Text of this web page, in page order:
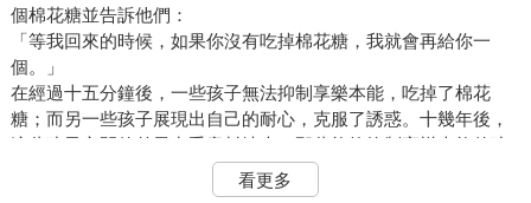
個棉花糖並告訴他們：
「等我回來的時候，如果你沒有吃掉棉花糖，我就會再給你一
個。」
在經過十五分鐘後，一些孩子無法抑制享樂本能，吃掉了棉花
糖；而另一些孩子展現出自己的耐心，克服了誘惑。十幾年後，
這些孩子之間的差異出乎意料地大。那些能夠抑制享樂本能的孩
子比無法抑制享樂本能的孩子取得更優異的高中畢業成績，SAT
分數也高出了二一○分。二十年後，他們的大學畢業成績也相當出
看更多